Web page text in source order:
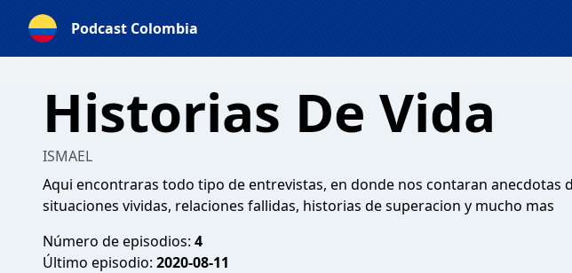
Podcast Colombia
Historias De Vida
ISMAEL
Aqui encontraras todo tipo de entrevistas, en donde nos contaran anecdotas
situaciones vividas, relaciones fallidas, historias de superacion y mucho mas
Número de episodios: 4
Último episodio: 2020-08-11